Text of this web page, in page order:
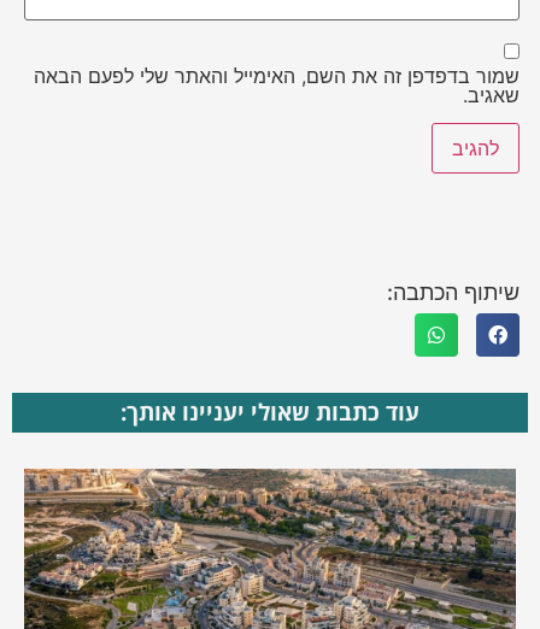
שמור בדפדפן זה את השם, האימייל והאתר שלי לפעם הבאה
שאגיב.
שיתוף הכתבה:
עוד כתבות שאולי יעניינו אותך: